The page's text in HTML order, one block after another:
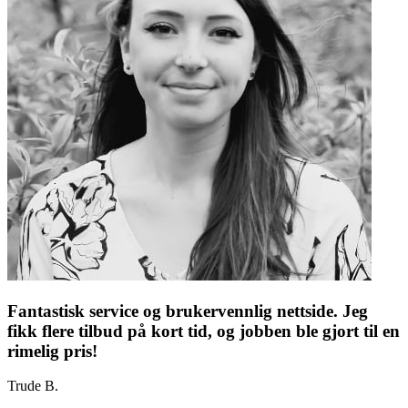
Fantastisk service og brukervennlig nettside. Jeg
fikk flere tilbud på kort tid, og jobben ble gjort til en
rimelig pris!
Trude B.